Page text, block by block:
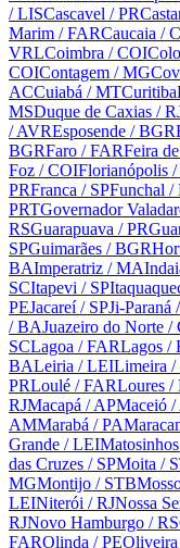
/ LISCascavel / PR
Marim / FARCaucaia /
VRLCoimbra / COI
COIContagem / MG
ACCuiabá / MTCuritiba
MSDuque de Caxias /
/ AVREsposende / BGR
BGRFaro / FARFeira
Foz / COIFlorianópolis /
PRFranca / SPFunchal /
PRTGovernador
RSGuarapuava / PR
SPGuimarães / BGR
BAImperatriz / MA
SCItapevi / SP
PEJacareí/ SPJi-Paraná
/ BAJuazeiro do Norte /
SCLagoa / FARLagos /
BALeiria / LEILimeira /
PRLoulé / FARLoures /
RJMacapá / APMaceió /
AMMarabá / PA
Grande / LEIMatosinhos
das Cruzes / SPMoita /
MGMontijo / STB
LEINiterói / RJNossa
RJNovo Hamburgo / RS
FAROlinda / PEOliveira